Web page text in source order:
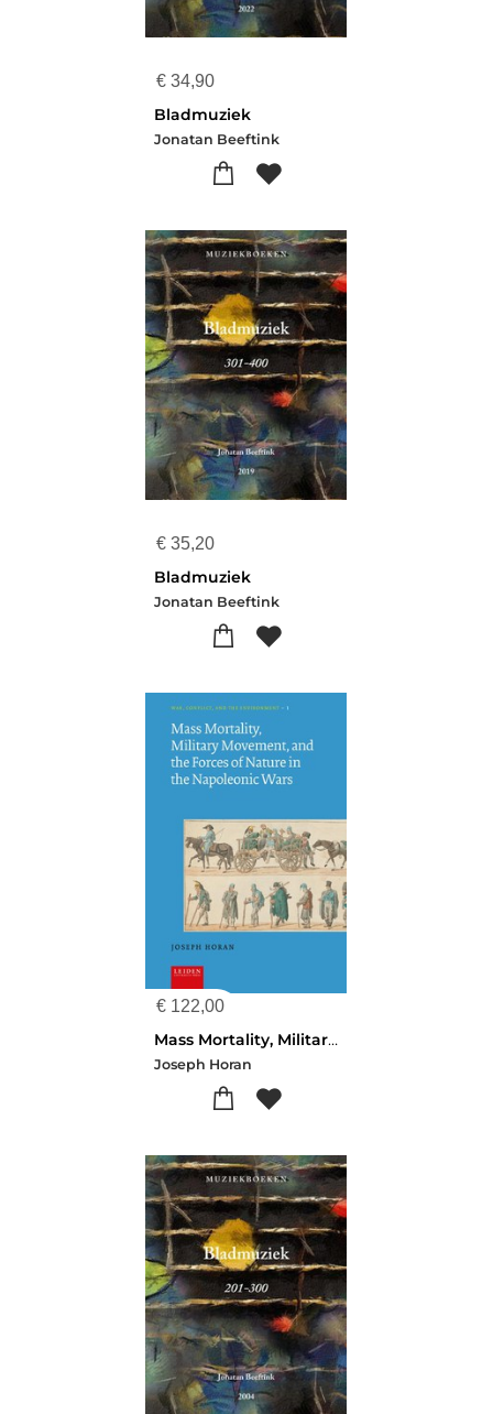
€ 34,90
Bladmuziek
Jonatan Beeftink
€ 35,20
Bladmuziek
Jonatan Beeftink
€ 122,00
Mass Mortality, Military Movement, and the Forces of Nature in the Napoleonic Wars
Joseph Horan